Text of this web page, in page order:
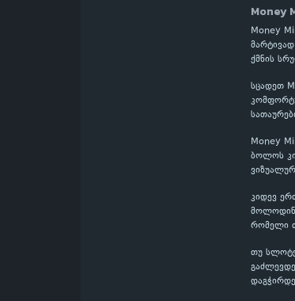
Money
Money
ქმნის
სცადეთ
Money
ბოლოს
კიდევ
რომელი
თუ